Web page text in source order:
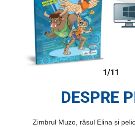
1/11
DESPRE
Zimbrul Muzo, râsul Elina și